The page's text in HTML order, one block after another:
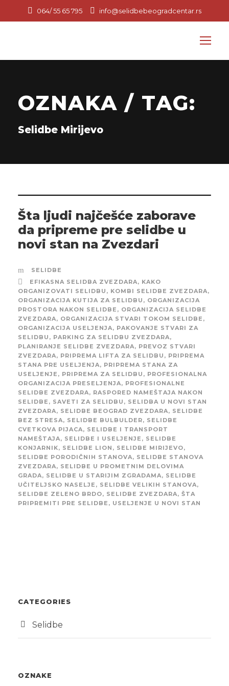
064/ 55 65 795 info@selidbebeogradcentar.rs
OZNAKA / TAG:
Selidbe Mirijevo
Šta ljudi najčešće zaborave
da pripreme pre selidbe u
novi stan na Zvezdari
SELIDBE
EFIKASNA SELIDBA ZVEZDARA, KAKO
ORGANIZOVATI SELIDBU , KOMBI SELIDBE ZVEZDARA,
ORGANIZACIJA KUTIJA ZA SELIDBU , ORGANIZACIJA
PROSTORA NAKON SELIDBE , ORGANIZACIJA SELIDBE
ZVEZDARA, ORGANIZACIJA STVARI TOKOM SELIDBE ,
ORGANIZACIJA USELJENJA, PAKOVANJE STVARI ZA
SELIDBU , PARKING ZA SELIDBU ZVEZDARA,
PLANIRANJE SELIDBE ZVEZDARA, PREVOZ STVARI
ZVEZDARA, PRIPREMA LIFTA ZA SELIDBU , PRIPREMA
STANA PRE USELJENJA, PRIPREMA STANA ZA
USELJENJE , PRIPREMA ZA SELIDBU , PROFESIONALNA
ORGANIZACIJA PRESELJENJA, PROFESIONALNE
SELIDBE ZVEZDARA, RASPORED NAMEŠTAJA NAKON
SELIDBE , SAVETI ZA SELIDBU , SELIDBA U NOVI STAN
ZVEZDARA, SELIDBE BEOGRAD ZVEZDARA, SELIDBE
BEZ STRESA, SELIDBE BULBULDER, SELIDBE
CVETKOVA PIJACA, SELIDBE I TRANSPORT
NAMEŠTAJA, SELIDBE I USELJENJE , SELIDBE
KONJARNIK, SELIDBE LION , SELIDBE MIRIJEVO,
SELIDBE PORODIČNIH STANOVA, SELIDBE STANOVA
ZVEZDARA, SELIDBE U PROMETNIM DELOVIMA
GRADA, SELIDBE U STARIJIM ZGRADAMA, SELIDBE
UČITELJSKO NASELJE , SELIDBE VELIKIH STANOVA,
SELIDBE ZELENO BRDO, SELIDBE ZVEZDARA, ŠTA
PRIPREMITI PRE SELIDBE , USELJENJE U NOVI STAN
CATEGORIES
Selidbe
OZNAKE